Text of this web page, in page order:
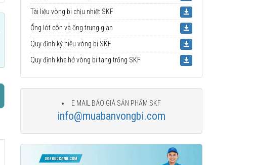
Tài liệu vòng bi chịu nhiệt SKF
Ống lót côn và ống trung gian
Quy định ký hiệu vòng bi SKF
Quy định khe hở vòng bi tang trống SKF
E MAIL BÁO GIÁ SẢN PHẨM SKF
info@muabanvongbi.com